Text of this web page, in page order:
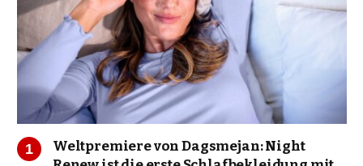
Weltpremiere von Dagsmejan: Night